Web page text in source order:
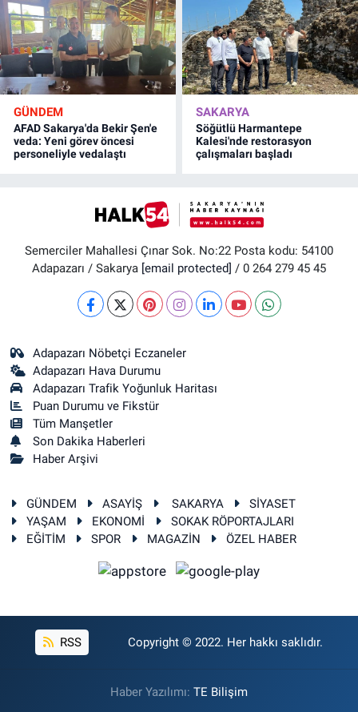
GÜNDEM
AFAD Sakarya'da Bekir Şen'e
veda: Yeni görev öncesi
personeliyle vedalaştı
SAKARYA
Söğütlü Harmantepe
Kalesi'nde restorasyon
çalışmaları başladı
Semerciler Mahallesi Çınar Sok. No:22 Posta kodu: 54100
Adapazarı / Sakarya [email protected] / 0 264 279 45 45
Adapazarı Nöbetçi Eczaneler
Adapazarı Hava Durumu
Adapazarı Trafik Yoğunluk Haritası
Puan Durumu ve Fikstür
Tüm Manşetler
Son Dakika Haberleri
Haber Arşivi
GÜNDEM ASAYİŞ SAKARYA
SİYASET
YAŞAM
EKONOMİ
SOKAK RÖPORTAJLARI
EĞİTİM
SPOR MAGAZİN ÖZEL HABER
RSS Copyright © 2022. Her hakkı saklıdır.
Haber Yazılımı: TE Bilişim